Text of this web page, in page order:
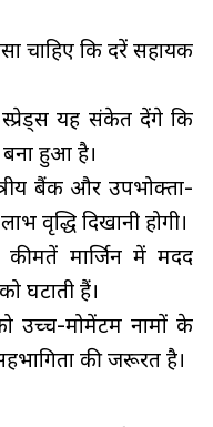
चाहिए कि दरें सहायक
स्प्रेड्स यह संकेत देंगे कि
बना हुआ है।
बैंक और उपभोक्ता-
वृद्धि दिखानी होगी।
मार्जिन में मदद
घटाती हैं।
उच्च-मोमेंटम नामों के
की जरूरत है।